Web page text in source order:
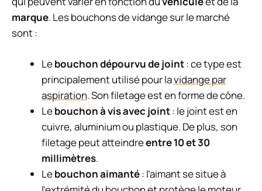
marque. Les bouchons de vidange sur le marché
sont :
Lebouchon dépourvu de joint: ce type est
principalement utilisé pour lavidange par
aspiration. Son filetage est en forme de cône.
Lebouchon à vis avec joint: le joint est en
cuivre, aluminium ou plastique. De plus, son
filetage peut atteindreentre 10 et 30
millimètres.
Lebouchon aimanté: l’aimant se situe à